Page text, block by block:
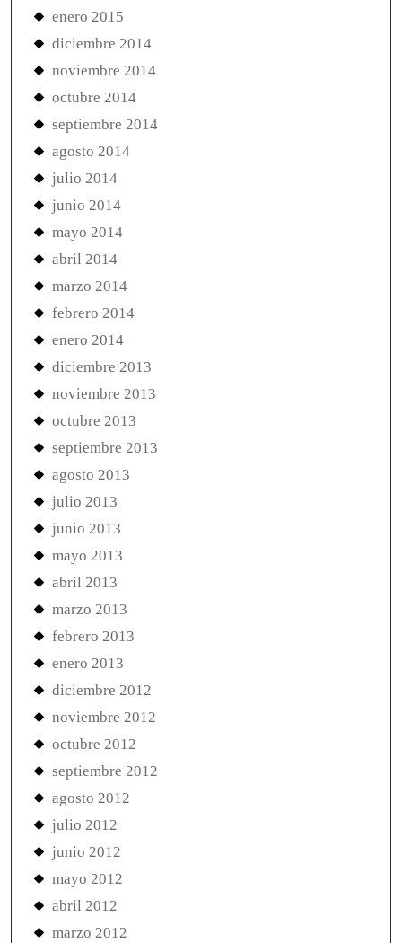
enero 2015
diciembre 2014
noviembre 2014
octubre 2014
septiembre 2014
agosto 2014
julio 2014
junio 2014
mayo 2014
abril 2014
marzo 2014
febrero 2014
enero 2014
diciembre 2013
noviembre 2013
octubre 2013
septiembre 2013
agosto 2013
julio 2013
junio 2013
mayo 2013
abril 2013
marzo 2013
febrero 2013
enero 2013
diciembre 2012
noviembre 2012
octubre 2012
septiembre 2012
agosto 2012
julio 2012
junio 2012
mayo 2012
abril 2012
marzo 2012